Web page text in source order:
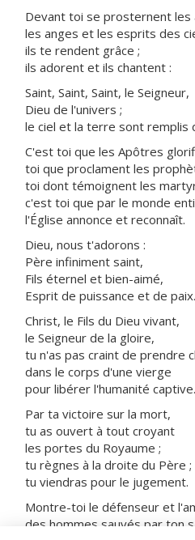
Devant toi se prosternent les
les anges et les esprits des
ils te rendent grâce ;
ils adorent et ils chantent :
Saint, Saint, Saint, le Seigneur,
Dieu de l'univers ;
le ciel et la terre sont remplis
C'est toi que les Apôtres
toi que proclament les
toi dont témoignent les
c'est toi que par le monde
l'Église annonce et reconnaît.
Dieu, nous t'adorons :
Père infiniment saint,
Fils éternel et bien-aimé,
Esprit de puissance et de paix.
Christ, le Fils du Dieu vivant,
le Seigneur de la gloire,
tu n'as pas craint de prendre
dans le corps d'une vierge
pour libérer l'humanité captive.
Par ta victoire sur la mort,
tu as ouvert à tout croyant
les portes du Royaume ;
tu règnes à la droite du Père ;
tu viendras pour le jugement.
Montre-toi le défenseur et
des hommes sauvés par ton